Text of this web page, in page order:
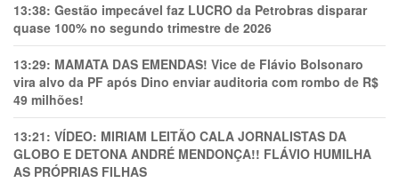
13:38: Gestão impecável faz LUCRO da Petrobras disparar
quase 100% no segundo trimestre de 2026
13:29: MAMATA DAS EMENDAS! Vice de Flávio Bolsonaro
vira alvo da PF após Dino enviar auditoria com rombo de R$
49 milhões!
13:21: VÍDEO: MIRIAM LEITÃO CALA JORNALISTAS DA
GLOBO E DETONA ANDRÉ MENDONÇA!! FLÁVIO HUMILHA
AS PRÓPRIAS FILHAS